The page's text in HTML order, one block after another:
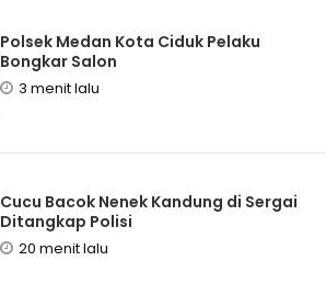
Polsek Medan Kota Ciduk Pelaku
Bongkar Salon
3 menit lalu
Cucu Bacok Nenek Kandung di Sergai
Ditangkap Polisi
20 menit lalu